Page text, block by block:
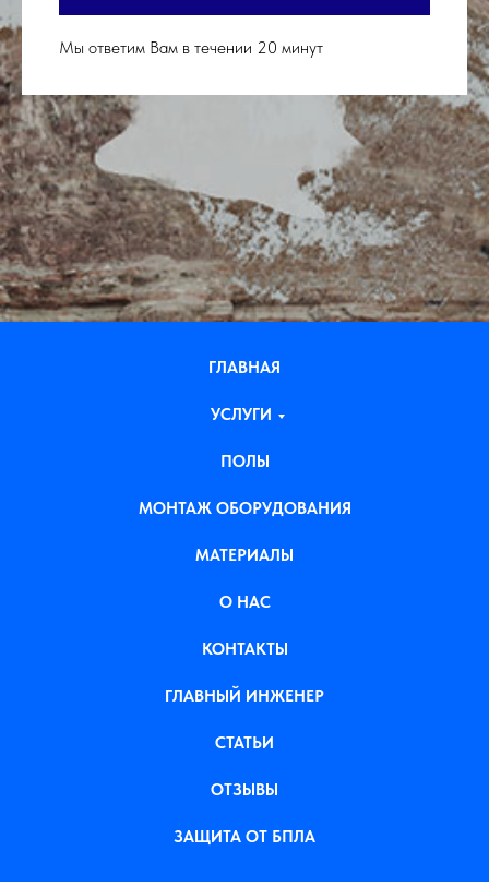
Мы ответим Вам в течении 20 минут
ГЛАВНАЯ
УСЛУГИ
ПОЛЫ
МОНТАЖ ОБОРУДОВАНИЯ
МАТЕРИАЛЫ
О НАС
КОНТАКТЫ
ГЛАВНЫЙ ИНЖЕНЕР
СТАТЬИ
ОТЗЫВЫ
ЗАЩИТА ОТ БПЛА